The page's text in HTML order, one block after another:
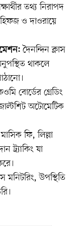
তথ্য নিরাপদ
ও দাওরায়ে
দৈনন্দিন ক্লাস
থাকলে
বোর্ডের গ্রেডিং
অটোমেটিক
মাসিক ফি, লিল্লা
ট্র্যাকিং যা
মনিটরিং, উপস্থিতি